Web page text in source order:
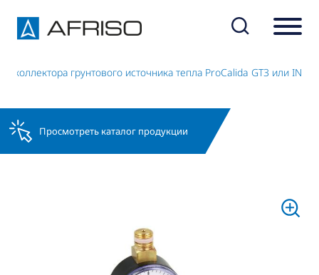
грунтового источника тепла ProCalida GT3 или IN
Просмотреть каталог продукции